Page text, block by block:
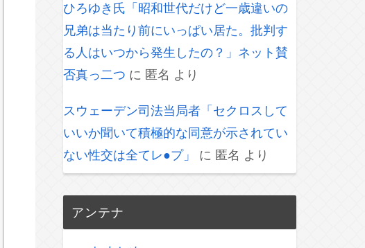
ひろゆき氏「昭和世代だけど一歳違いの
兄弟は当たり前にいっぱい居た。批判す
る人はいつから発生したの？」ネット賛
否真っ二つ に 匿名 より
スウェーデン司法当局者「セクロスして
いいか聞いて積極的な同意が示されてい
ない性交は全てレ●プ」
に 匿名 より
アンテナ